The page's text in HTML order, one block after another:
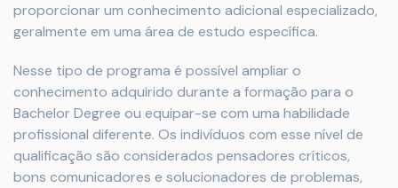
proporcionar um conhecimento adicional especializado,
geralmente em uma área de estudo específica.
Nesse tipo de programa é possível ampliar o
conhecimento adquirido durante a formação para o
Bachelor Degree ou equipar-se com uma habilidade
profissional diferente. Os indivíduos com esse nível de
qualificação são considerados pensadores críticos,
bons comunicadores e solucionadores de problemas,